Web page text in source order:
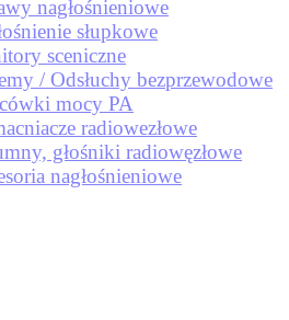
nagłośnieniowe
słupkowe
sceniczne
/ Odsłuchy bezprzewodowe
mocy PA
radiowezłowe
głośniki radiowęzłowe
nagłośnieniowe